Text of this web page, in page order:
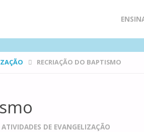
to
RECRIAÇÃO DO BAPTISMO
ATIVIDADES DE EVANGELIZAÇÃO